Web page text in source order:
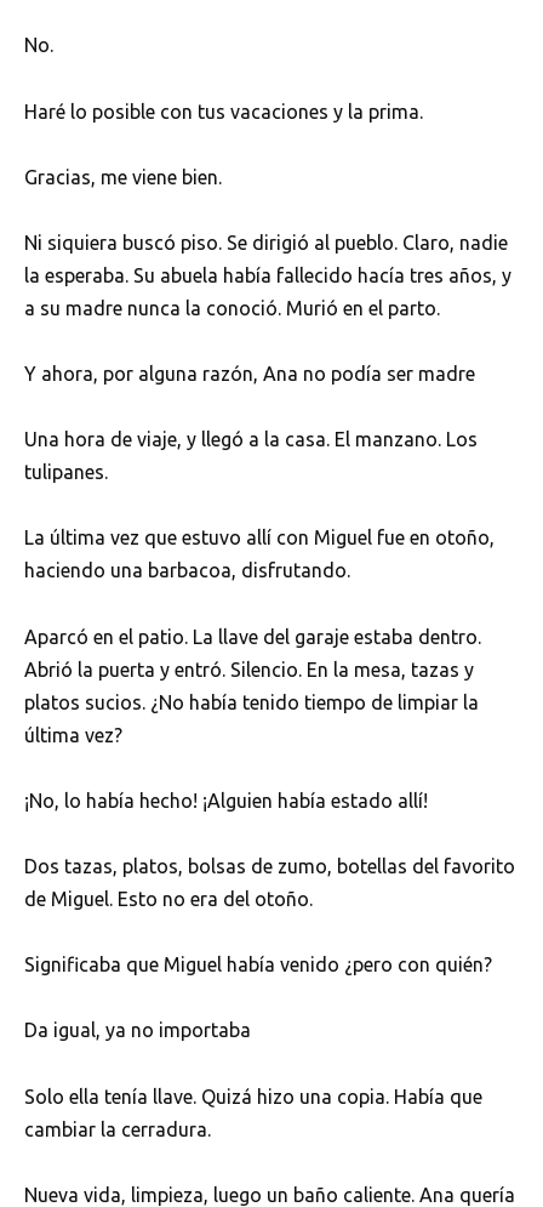
No.
Haré lo posible con tus vacaciones y la prima.
Gracias, me viene bien.
Ni siquiera buscó piso. Se dirigió al pueblo. Claro, nadie
la esperaba. Su abuela había fallecido hacía tres años, y
a su madre nunca la conoció. Murió en el parto.
Y ahora, por alguna razón, Ana no podía ser madre
Una hora de viaje, y llegó a la casa. El manzano. Los
tulipanes.
La última vez que estuvo allí con Miguel fue en otoño,
haciendo una barbacoa, disfrutando.
Aparcó en el patio. La llave del garaje estaba dentro.
Abrió la puerta y entró. Silencio. En la mesa, tazas y
platos sucios. ¿No había tenido tiempo de limpiar la
última vez?
¡No, lo había hecho! ¡Alguien había estado allí!
Dos tazas, platos, bolsas de zumo, botellas del favorito
de Miguel. Esto no era del otoño.
Significaba que Miguel había venido ¿pero con quién?
Da igual, ya no importaba
Solo ella tenía llave. Quizá hizo una copia. Había que
cambiar la cerradura.
Nueva vida, limpieza, luego un baño caliente. Ana quería